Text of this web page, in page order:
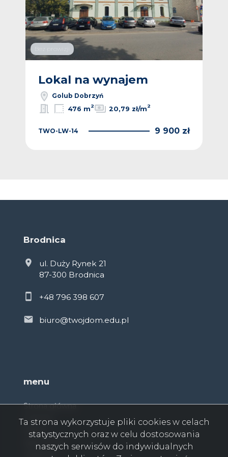
Bez prowizji
Lokal na wynajem
Golub Dobrzyń
476 m2 20,79 zł/m2
TWO-LW-14 9 900 zł
Brodnica
ul. Duży Rynek 21
87-300 Brodnica
+48 796 398 607
biuro@twojdom.edu.pl
menu
Strona główna
O firmie
Oferty
Zgłoszenia
Ulubione
Ta strona wykorzystuje pliki cookies w celach
statystycznych oraz w celu dostosowania
naszych serwisów do indywidualnych